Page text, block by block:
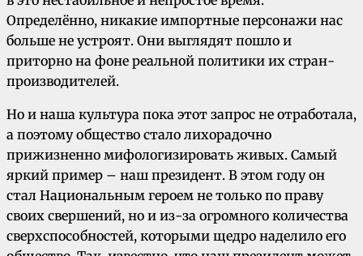
Определённо, никакие импортные персонажи нас
больше не устроят. Они выглядят пошло и
приторно на фоне реальной политики их стран-
производителей.
Но и наша культура пока этот запрос не отработала,
а поэтому общество стало лихорадочно
прижизненно мифологизировать живых. Самый
яркий пример – наш президент. В этом году он
стал Национальным героем не только по праву
своих свершений, но и из-за огромного количества
сверхспособностей, которыми щедро наделило его